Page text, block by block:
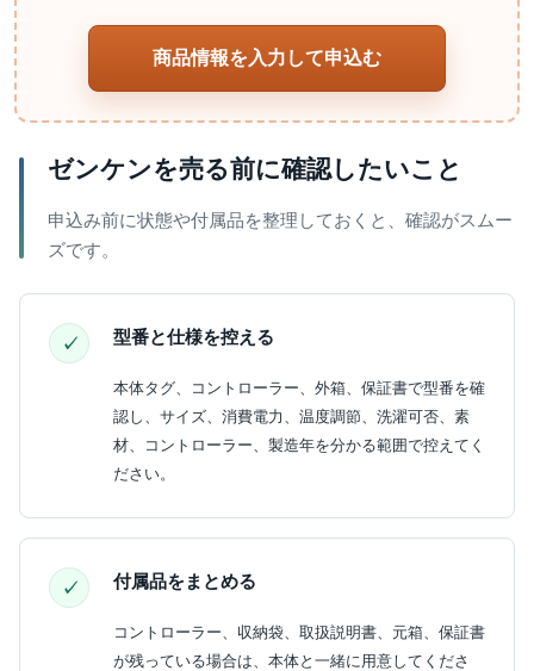
商品情報を入力して申込む
ゼンケンを売る前に確認したいこと
申込み前に状態や付属品を整理しておくと、確認がスムー
ズです。
型番と仕様を控える
本体タグ、コントローラー、外箱、保証書で型番を確
認し、サイズ、消費電力、温度調節、洗濯可否、素
材、コントローラー、製造年を分かる範囲で控えてく
ださい。
付属品をまとめる
コントローラー、収納袋、取扱説明書、元箱、保証書
が残っている場合は、本体と一緒に用意してくださ